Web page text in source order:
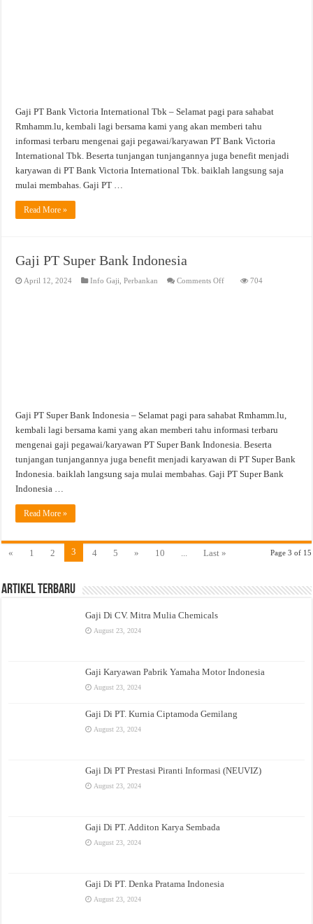
Gaji PT Bank Victoria International Tbk – Selamat pagi para sahabat
Rmhamm.lu, kembali lagi bersama kami yang akan memberi tahu
informasi terbaru mengenai gaji pegawai/karyawan PT Bank Victoria
International Tbk. Beserta tunjangan tunjangannya juga benefit menjadi
karyawan di PT Bank Victoria International Tbk. baiklah langsung saja
mulai membahas. Gaji PT …
Read More »
Gaji PT Super Bank Indonesia
April 12, 2024 Info Gaji ,Perbankan Comments Offon
704
Gaji PT Super Bank Indonesia – Selamat pagi para sahabat Rmhamm.lu,
kembali lagi bersama kami yang akan memberi tahu informasi terbaru
mengenai gaji pegawai/karyawan PT Super Bank Indonesia. Beserta
tunjangan tunjangannya juga benefit menjadi karyawan di PT Super Bank
Indonesia. baiklah langsung saja mulai membahas. Gaji PT Super Bank
Indonesia …
Read More »
Page 3 of 15
« 1 2 3 4 5 » 10 Last »
Artikel Terbaru
Gaji Di CV. Mitra Mulia Chemicals
August 23, 2024
Gaji Karyawan Pabrik Yamaha Motor Indonesia
August 23, 2024
Gaji Di PT. Kurnia Ciptamoda Gemilang
August 23, 2024
Gaji Di PT Prestasi Piranti Informasi (NEUVIZ)
August 23, 2024
Gaji Di PT. Additon Karya Sembada
August 23, 2024
Gaji Di PT. Denka Pratama Indonesia
August 23, 2024